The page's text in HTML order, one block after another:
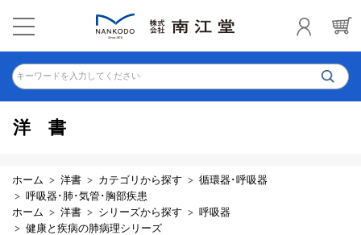
キーワードを入力してください
洋書
ホーム 洋書 カテゴリから探す
循環器･呼吸器
呼吸器･肺･気管･胸部疾患
ホーム
洋書 シリーズから探す
呼吸器
健康と疾病の肺病理シリーズ